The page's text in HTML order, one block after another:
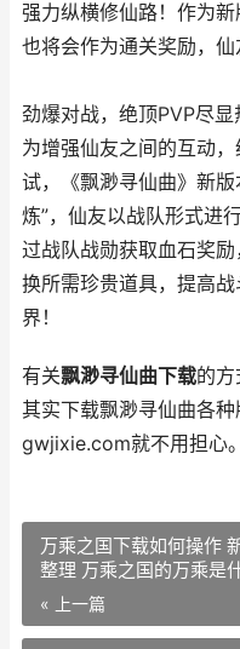
强力纵横修仙路！作为
也将会作为通关奖励，仙
劲爆对战，绝顶PVP尽显
为增强仙友之间的互动
试，《飘渺寻仙曲》新
炼”，仙友以战队形式进
过战队战勋获取血石奖
换所需珍贵道具，提高
界！
有关飘渺寻仙曲下载的方
其实下载飘渺寻仙曲各
gwjixie.com就不用担心。
万乘之国下载如何操作
整理 万乘之国的万乘是
« 上一篇